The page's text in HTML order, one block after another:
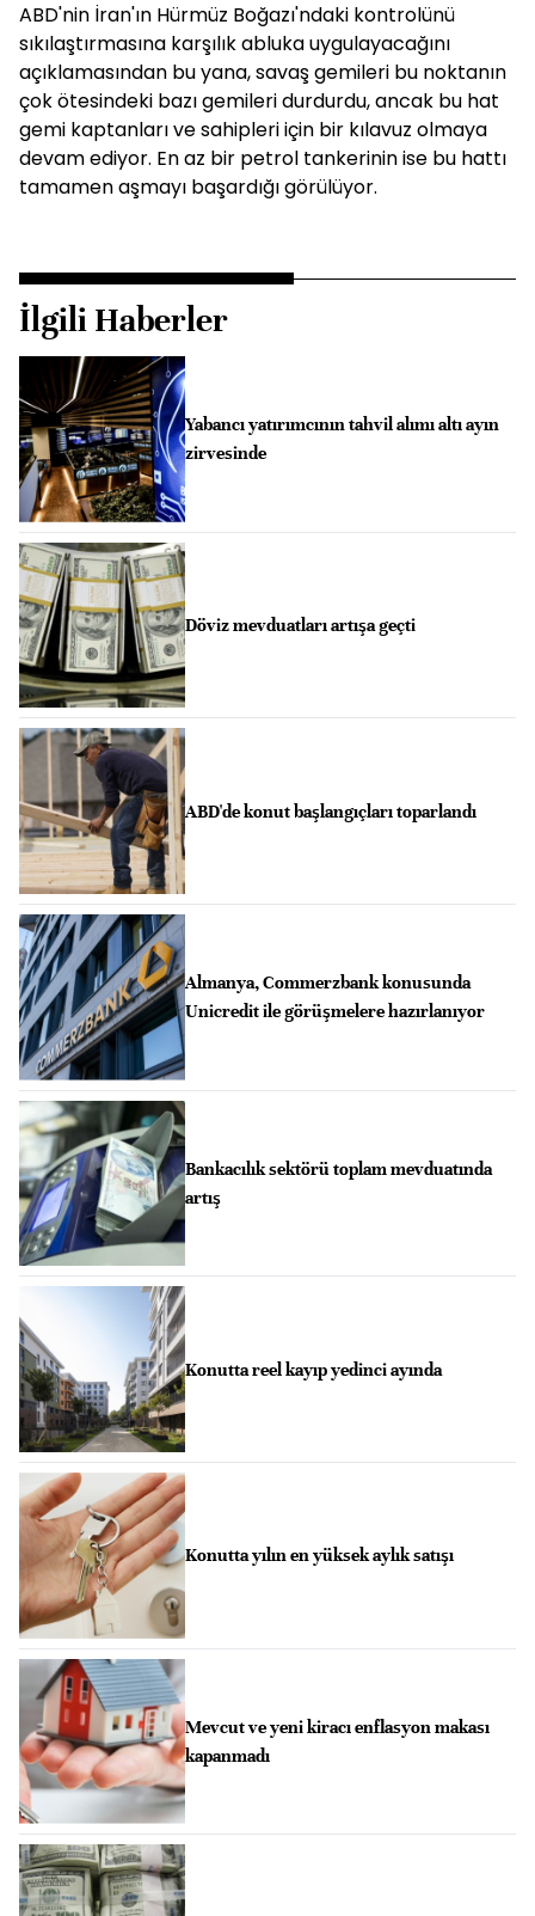
ABD'nin İran'ın Hürmüz Boğazı'ndaki kontrolünü
sıkılaştırmasına karşılık abluka uygulayacağını
açıklamasından bu yana, savaş gemileri bu noktanın
çok ötesindeki bazı gemileri durdurdu, ancak bu hat
gemi kaptanları ve sahipleri için bir kılavuz olmaya
devam ediyor. En az bir petrol tankerinin ise bu hattı
tamamen aşmayı başardığı görülüyor.
İlgili Haberler
Yabancı yatırımcının tahvil alımı altı ayın
zirvesinde
Döviz mevduatları artışa geçti
ABD'de konut başlangıçları toparlandı
Almanya, Commerzbank konusunda
Unicredit ile görüşmelere hazırlanıyor
Bankacılık sektörü toplam mevduatında
artış
Konutta reel kayıp yedinci ayında
Konutta yılın en yüksek aylık satışı
Mevcut ve yeni kiracı enflasyon makası
kapanmadı